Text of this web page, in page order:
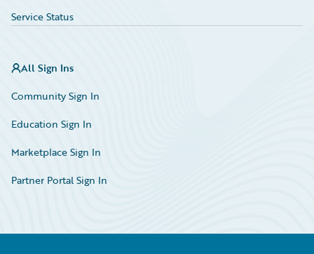
Service Status
All Sign Ins
Community Sign In
Education Sign In
Marketplace Sign In
Partner Portal Sign In